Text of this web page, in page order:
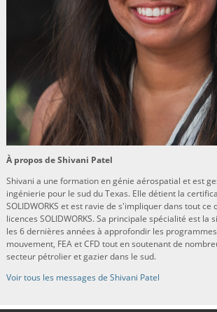
À propos de Shivani Patel
Shivani a une formation en génie aérospatial et est
ingénierie pour le sud du Texas. Elle détient la
SOLIDWORKS et est ravie de s'impliquer dans tout ce
licences SOLIDWORKS. Sa principale spécialité est la
les 6 dernières années à approfondir les
mouvement, FEA et CFD tout en soutenant de
secteur pétrolier et gazier dans le sud.
Voir tous les messages de Shivani Patel